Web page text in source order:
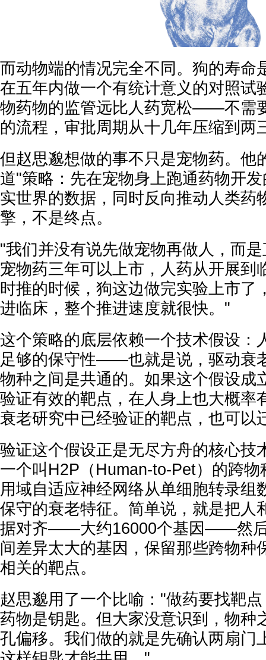
而动物端的情况完全不同。狗的寿命
在五年内做一个有统计意义的对照试
物药物的监管远比人药宽松——不需
的流程，审批周期从十几年压缩到两
但赵思邈想做的事不只是宠物药。他
道"策略：先在宠物身上跑通药物开
实世界的数据，同时反向推动人类药
擎，不是终点。
"我们并没有说先做宠物再做人，而
宠物药三年可以上市，人药从开展到
时推的时候，狗这边做完实验上市了
进临床，整个推进速度就很快。"
这个策略的底层依赖一个技术假设：
足够的保守性——也就是说，驱动衰
物种之间是共通的。如果这个假设成
验证有效的靶点，在人身上也大概率
衰老研究中已经验证的靶点，也可以
验证这个假设正是无尽方舟的核心技
一个叫H2P（Human-to-Pet）的跨
用域自适应神经网络从单细胞转录组
保守的衰老特征。简单说，就是把人
据对齐——大约16000个基因——然后
间差异太大的基因，保留那些跨物种
相关的靶点。
赵思邈用了一个比喻："做药要找靶
药物是钥匙。但大家没意识到，物种
孔偏移。我们做的就是先确认两扇门